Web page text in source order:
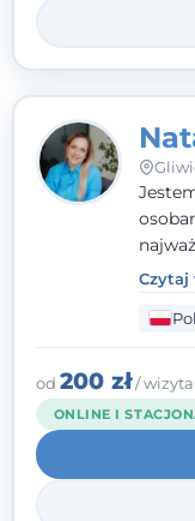
-
Czytaj
od 200 zł/ wizyta
ONLINE I